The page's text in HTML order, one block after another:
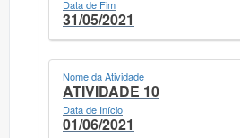
Data de Fim
31/05/2021
Nome da Atividade
ATIVIDADE 10
Data de Início
01/06/2021